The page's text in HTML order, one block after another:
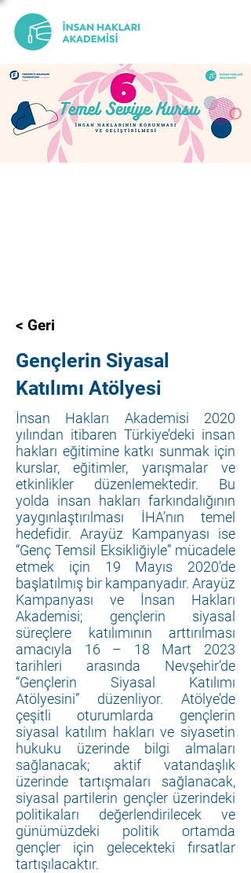
< Geri
Gençlerin Siyasal
Katılımı Atölyesi
İnsan Hakları Akademisi 2020
yılından itibaren Türkiye’deki insan
hakları eğitimine katkı sunmak için
kurslar, eğitimler, yarışmalar ve
etkinlikler düzenlemektedir. Bu
yolda insan hakları farkındalığının
yaygınlaştırılması İHA’nın temel
hedefidir. Arayüz Kampanyası ise
“Genç Temsil Eksikliğiyle” mücadele
etmek için 19 Mayıs 2020’de
başlatılmış bir kampanyadır. Arayüz
Kampanyası ve İnsan Hakları
Akademisi; gençlerin siyasal
süreçlere katılımının arttırılması
amacıyla 16 – 18 Mart 2023
tarihleri arasında Nevşehir’de
“Gençlerin Siyasal Katılımı
Atölyesini” düzenliyor. Atölye’de
çeşitli oturumlarda gençlerin
siyasal katılım hakları ve siyasetin
hukuku üzerinde bilgi almaları
sağlanacak; aktif vatandaşlık
üzerinde tartışmaları sağlanacak,
siyasal partilerin gençler üzerindeki
politikaları değerlendirilecek ve
günümüzdeki politik ortamda
gençler için gelecekteki fırsatlar
tartışılacaktır.